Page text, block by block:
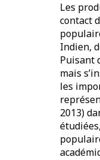
Les
contact
Indien,
Puisant
mais
les
2013)